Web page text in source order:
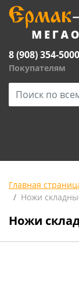
8 (908) 354-5000
Покупателям
Главная
Ножи
Ножи